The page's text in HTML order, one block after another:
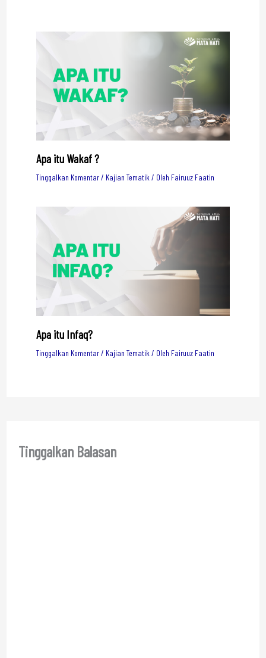
Apa itu Wakaf ?
Tinggalkan Komentar/ Kajian Tematik/ Oleh Fairuuz Faatin
Apa itu Infaq?
Tinggalkan Komentar/ Kajian Tematik / Oleh Fairuuz Faatin
Tinggalkan Balasan